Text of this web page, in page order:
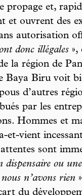
propage et,
et ouvrent des
autorisation
donc illégales »,
la région de
Baya Biru voit
d’autres
par les
Hommes et
et-vient
sont
ou
n’avons rien